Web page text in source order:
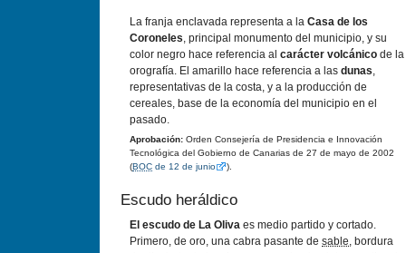
La franja enclavada representa a la Casa de los
Coroneles, principal monumento del municipio, y su
color negro hace referencia al carácter volcánico de la
orografía. El amarillo hace referencia a las dunas,
representativas de la costa, y a la producción de
cereales, base de la economía del municipio en el
pasado.
Aprobación: Orden Consejería de Presidencia e Innovación
Tecnológica del Gobierno de Canarias de 27 de mayo de 2002
(BOC de 12 de junio ).
Escudo heráldico
El escudo de La Oliva es medio partido y cortado.
Primero, de oro, una cabra pasante de sable, bordura